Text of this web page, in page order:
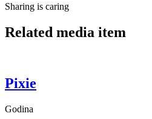
Sharing is caring
Related media item
Pixie
Godina